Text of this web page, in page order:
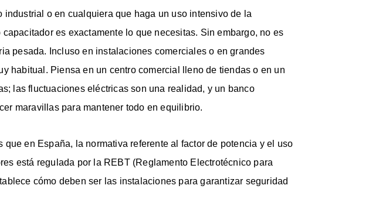
industrial o en cualquiera que haga un uso intensivo de la
es exactamente lo que necesitas. Sin embargo, no es
pesada. Incluso en instalaciones comerciales o en grandes
habitual. Piensa en un centro comercial lleno de tiendas o en un
las fluctuaciones eléctricas son una realidad, y un banco
maravillas para mantener todo en equilibrio.
que en España, la normativa referente al factor de potencia y el uso
está regulada por la REBT (Reglamento Electrotécnico para
cómo deben ser las instalaciones para garantizar seguridad